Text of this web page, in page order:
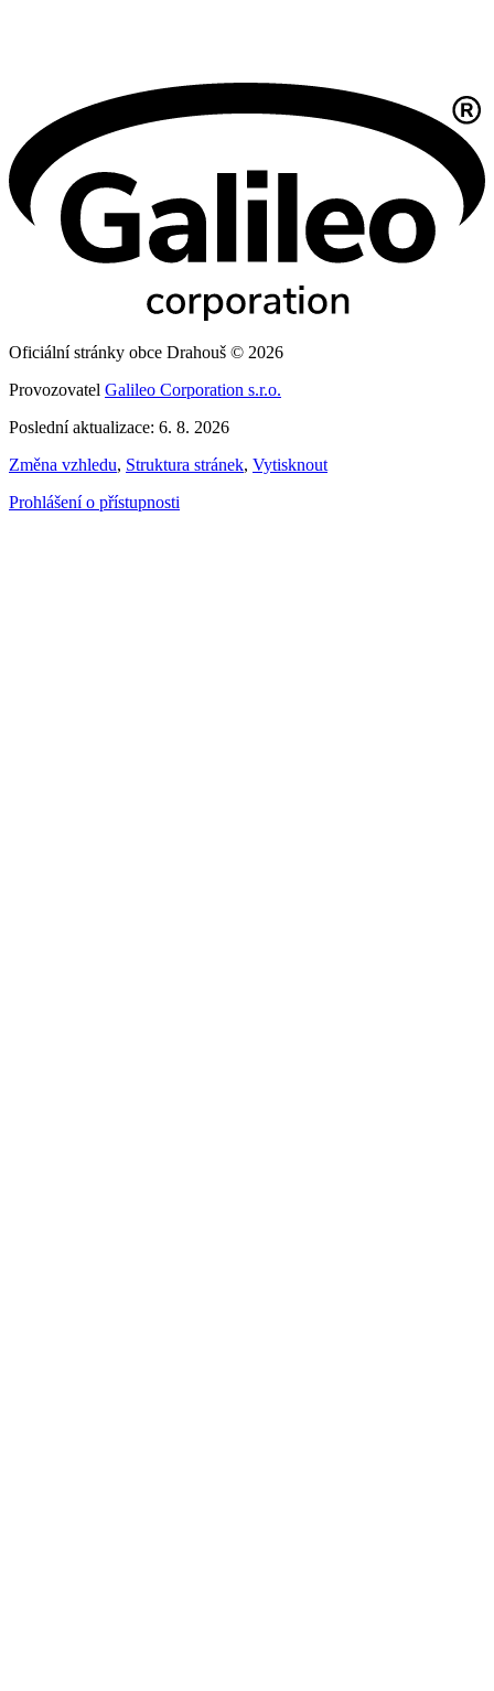
Oficiální stránky obce Drahouš © 2026
Provozovatel Galileo Corporation s.r.o.
Poslední aktualizace: 6. 8. 2026
Změna vzhledu, Struktura stránek, Vytisknout
Prohlášení o přístupnosti